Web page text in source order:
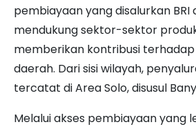
pembiayaan yang disalurkan BRI
mendukung sektor-sektor
memberikan kontribusi
daerah. Dari sisi wilayah,
tercatat di Area Solo, disusul
Melalui akses pembiayaan yang